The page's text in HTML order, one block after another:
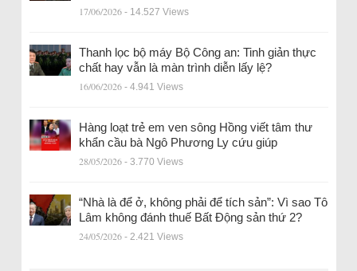
17/06/2026 - 14.527 Views
Thanh lọc bộ máy Bộ Công an: Tinh giản thực
chất hay vẫn là màn trình diễn lấy lệ?
16/06/2026 - 4.941 Views
Hàng loạt trẻ em ven sông Hồng viết tâm thư
khẩn cầu bà Ngô Phương Ly cứu giúp
28/05/2026 - 3.770 Views
“Nhà là để ở, không phải để tích sản”: Vì sao Tô
Lâm không đánh thuế Bất Động sản thứ 2?
24/05/2026 - 2.421 Views